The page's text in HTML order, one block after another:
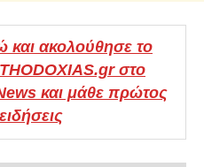
και ακολούθησε το
στο
και μάθε πρώτος